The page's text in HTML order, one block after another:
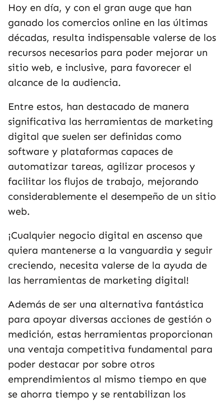
Hoy en día, y con el gran auge que han
ganado los comercios online en las últimas
décadas, resulta indispensable valerse de los
recursos necesarios para poder mejorar un
sitio web, e inclusive, para favorecer el
alcance de la audiencia.
Entre estos, han destacado de manera
significativa las herramientas de marketing
digital que suelen ser definidas como
software y plataformas capaces de
automatizar tareas, agilizar procesos y
facilitar los flujos de trabajo, mejorando
considerablemente el desempeño de un sitio
web.
¡Cualquier negocio digital en ascenso que
quiera mantenerse a la vanguardia y seguir
creciendo, necesita valerse de la ayuda de
las herramientas de marketing digital!
Además de ser una alternativa fantástica
para apoyar diversas acciones de gestión o
medición, estas herramientas proporcionan
una ventaja competitiva fundamental para
poder destacar por sobre otros
emprendimientos al mismo tiempo en que
se ahorra tiempo y se rentabilizan los